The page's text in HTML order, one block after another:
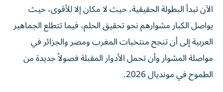
الآن تبدأ البطولة الحقيقية، حيث لا مكان إلا للأقوى، حيث
يواصل الكبار مشوارهم نحو تحقيق الحلم، فيما تتطلع الجماهير
العربية إلى أن تنجح منتخبات المغرب ومصر والجزائر في
مواصلة المشوار وأن تحمل الأدوار المقبلة فصولاً جديدة من
الطموح في مونديال 2026.